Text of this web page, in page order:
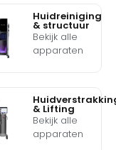
Huidreiniging
& structuur
Bekijk alle
apparaten
& Lifting
Bekijk alle
apparaten